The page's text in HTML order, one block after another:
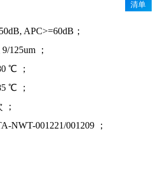
APC>=60dB；
125um ；
℃ ；
℃ ；
NWT-001221/001209 ；
清单